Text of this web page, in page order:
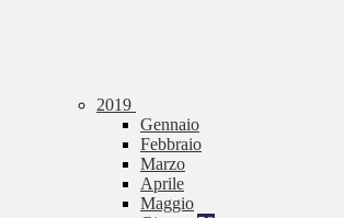
2019
Gennaio
Febbraio
Marzo
Aprile
Maggio